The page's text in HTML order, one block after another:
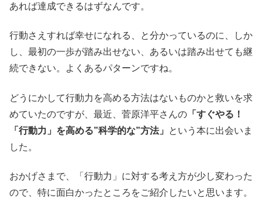
あれば達成できるはずなんです。
行動さえすれば幸せになれる、と分かっているのに、しか
し、最初の一歩が踏み出せない、あるいは踏み出せても継
続できない。よくあるパターンですね。
どうにかして行動力を高める方法はないものかと救いを求
めていたのですが、最近、菅原洋平さんの 「すぐやる！
「行動力」を高める”科学的な”方法」
という本に出会いま
した。
おかげさまで、「行動力」に対する考え方が少し変わった
ので、特に面白かったところをご紹介したいと思います。